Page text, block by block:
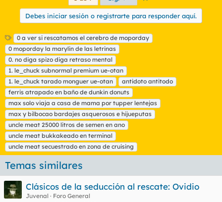
Debes iniciar sesión o registrarte para responder aquí.
E
t
i
q
u
e
t
a
s
0 a ver si rescatamos el cerebro de moporday
0 moporday la marylin de las letrinas
0. no diga spizo diga retraso mental
1. le_chuck subnormal premium ue-otan
1. le_chuck tarado monguer ue-otan
antidoto antitodo
ferris atrapado en baño de dunkin donuts
max solo viaja a casa de mama por tupper lentejas
max y bilbocao bardajes asquerosos e hijueputas
uncle meat 25000 litros de semen en ano
uncle meat bukkakeado en terminal
uncle meat secuestrado en zona de cruising
Temas similares
Clásicos de la seducción al rescate: Ovidio
Juvenal
Foro General